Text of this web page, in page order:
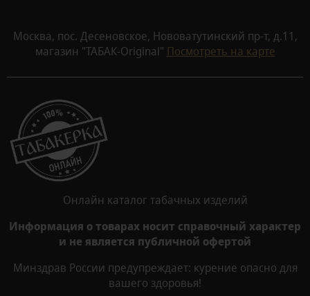
Москва, пос. Десеновское, Нововатутинский пр-т, д.11,
магазин "ТАБАК-Original" Посмотреть на карте
Онлайн каталог табачных изделий
Информация о товарах носит справочный характер
и не является публичной офертой
Минздрав России предупреждает: курение опасно для
вашего здоровья!